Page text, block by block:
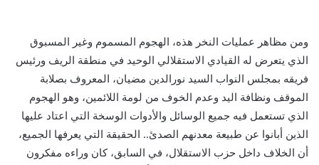
ومن مظاهر عمليات النخر هذه، الهجوم المسموم وغير المسبوق
الذي يتعرض له القيادي الاستقلالي الوحيد في منطقة الريف ورئيس
فريقه بمجلس النواب السيد نورالدين مضيان، المعروف بصلابة
الموقف ونظافة اليد وعدم الخوف من لومة اللائمين، وهو الهجوم
الذي تستعمل فيه جميع الوسائل والأدوات الوسخة التي اعتاد عليها
الذين أبانوا عن طبيعة معدنهم الصدئ.. الحقيقة التي يعرفها الجميع،
أن الخلاف داخل حزب الاستقلال، في السابق، كان وراءه مفكرون